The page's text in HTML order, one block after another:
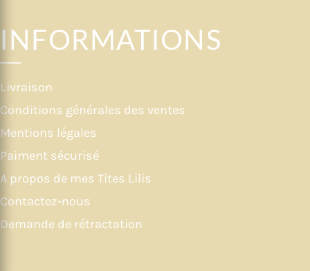
INFORMATIONS
Livraison
Conditions générales des ventes
Mentions légales
Paiment sécurisé
A propos de mes Tites Lilis
Contactez-nous
Demande de rétractation